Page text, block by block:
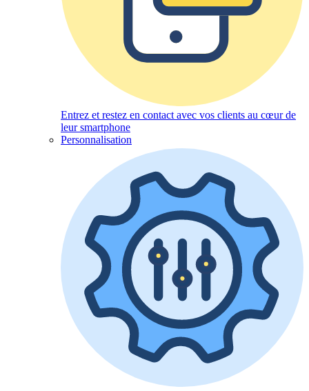
Entrez et restez en contact avec vos clients au cœur de
leur smartphone
Personnalisation